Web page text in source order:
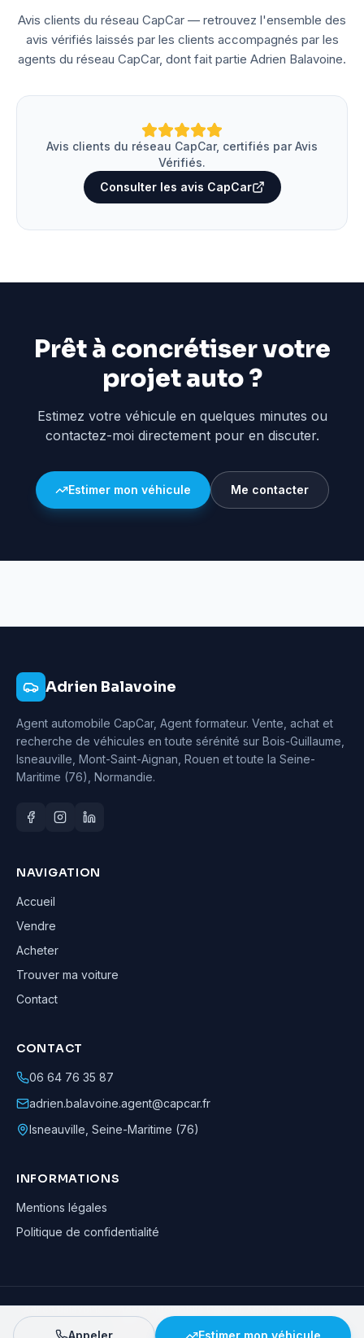
Avis clients du réseau CapCar — retrouvez l'ensemble des
avis vérifiés laissés par les clients accompagnés par les
agents du réseau CapCar, dont fait partie Adrien Balavoine.
Avis clients du réseau CapCar, certifiés par Avis
Vérifiés.
Consulter les avis CapCar
Prêt à concrétiser votre
projet auto ?
Estimez votre véhicule en quelques minutes ou
contactez-moi directement pour en discuter.
Estimer mon véhicule Me contacter
Adrien Balavoine
Agent automobile CapCar, Agent formateur. Vente, achat et
recherche de véhicules en toute sérénité sur Bois-Guillaume,
Isneauville, Mont-Saint-Aignan, Rouen et toute la Seine-
Maritime (76), Normandie.
NAVIGATION
Accueil
Vendre
Acheter
Trouver ma voiture
Contact
CONTACT
06 64 76 35 87
adrien.balavoine.agent@capcar.fr
Isneauville Seine-Maritime (76)
INFORMATIONS
Mentions légales
Politique de confidentialité
Adrien Balavoine—Agent automobile CapCar, Agent formateur· ©
· Tous droits réservés
Appeler Estimer mon véhicule